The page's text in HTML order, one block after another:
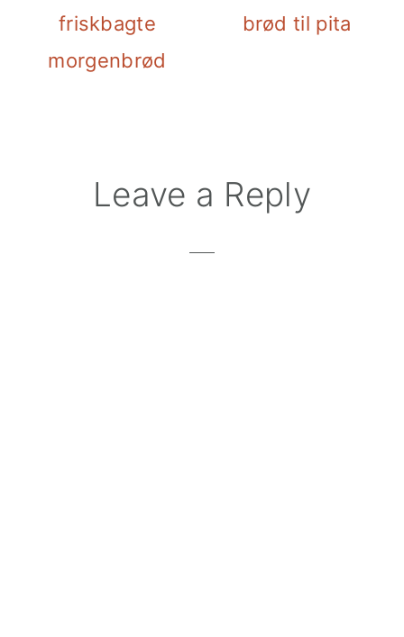
friskbagte
morgenbrød
brød til pita
ReaderLeave a Reply